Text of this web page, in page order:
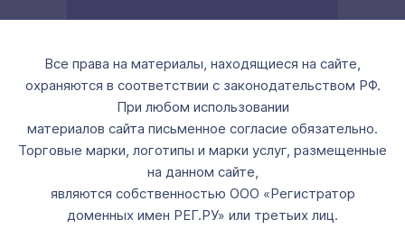
Все права на материалы, находящиеся на сайте,
охраняются в соответствии с законодательством РФ.
При любом использовании
материалов сайта письменное согласие обязательно.
Торговые марки, логотипы и марки услуг, размещенные
на данном сайте,
являются собственностью ООО «Регистратор
доменных имен РЕГ.РУ» или третьих лиц.